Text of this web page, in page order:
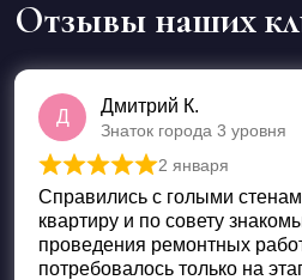
Отзывы наших
Д
Дмитрий К.
Знаток города 3 уровня
Оценка 5из 5
2 января
Справились с голыми
квартиру и по совету
проведения ремонтных
потребовалось только на